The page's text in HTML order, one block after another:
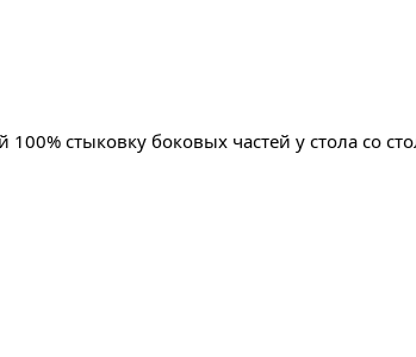
стыковку боковых частей у стола со